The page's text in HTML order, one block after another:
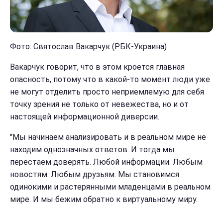
Фото: Святослав Вакарчук (РБК-Украина)
Вакарчук говорит, что в этом кроется главная
опасность, потому что в какой-то момент люди уже
не могут отделить просто неприемлемую для себя
точку зрения не только от невежества, но и от
настоящей информационной диверсии.
"Мы начинаем анализировать и в реальном мире не
находим однозначных ответов. И тогда мы
перестаем доверять. Любой информации. Любым
новостям. Любым друзьям. Мы становимся
одинокими и растерянными младенцами в реальном
мире. И мы бежим обратно к виртуальному миру.